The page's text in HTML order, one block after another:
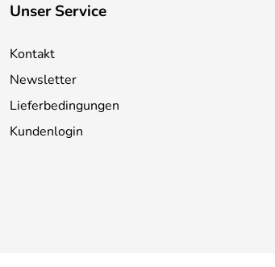
Unser Service
Kontakt
Newsletter
Lieferbedingungen
Kundenlogin